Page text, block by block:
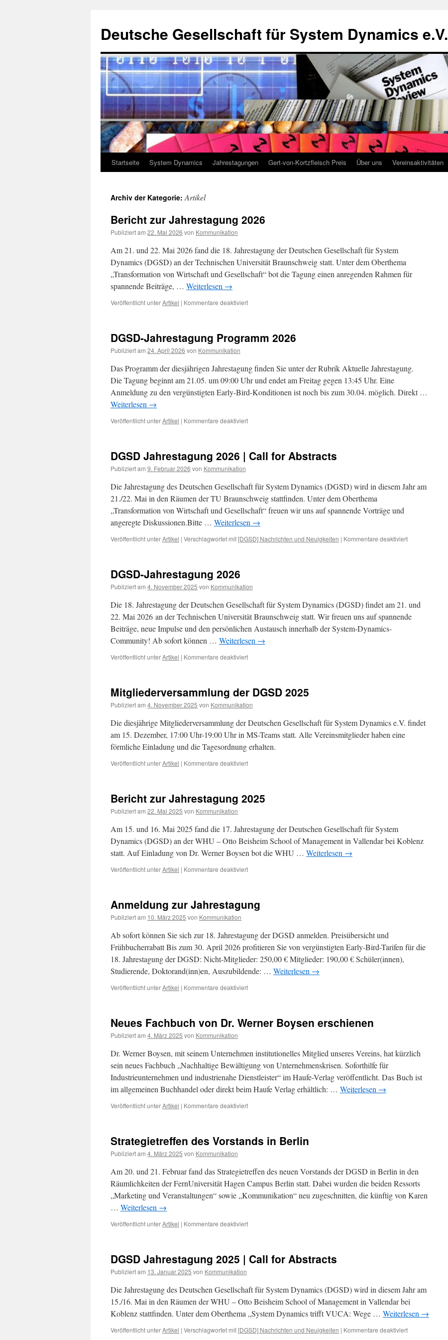
Deutsche Gesellschaft für System Dynamics e.V.
Zum
springen
Startseite System Dynamics Jahrestagungen Gert-von-Kortzfleisch Preis Über uns Vereinsaktivitäten
Archiv der Kategorie:Artikel
Bericht zur Jahrestagung 2026
Publiziert am 22. Mai 2026 von Kommunikation
Am 21. und 22. Mai 2026 fand die 18. Jahrestagung der Deutschen Gesellschaft für System
Dynamics (DGSD) an der Technischen Universität Braunschweig statt. Unter dem Oberthema
„Transformation von Wirtschaft und Gesellschaft“ bot die Tagung einen anregenden Rahmen für
spannende Beiträge, … Weiterlesen →
Veröffentlicht unterArtikel | Kommentare deaktiviertfür
2026
DGSD-Jahrestagung Programm 2026
Publiziert am 24. April 2026 von Kommunikation
Das Programm der diesjährigen Jahrestagung finden Sie unter der Rubrik Aktuelle Jahrestagung.
Die Tagung beginnt am 21.05. um 09:00 Uhr und endet am Freitag gegen 13:45 Uhr. Eine
Anmeldung zu den vergünstigten Early-Bird-Konditionen ist noch bis zum 30.04. möglich. Direkt …
Weiterlesen →
Veröffentlicht unterArtikel | Kommentare deaktiviertfür
2026
DGSD Jahrestagung 2026 | Call for Abstracts
Publiziert am 9. Februar 2026 von Kommunikation
Die Jahrestagung des Deutschen Gesellschaft für System Dynamics (DGSD) wird in diesem Jahr am
21./22. Mai in den Räumen der TU Braunschweig stattfinden. Unter dem Oberthema
„Transformation von Wirtschaft und Gesellschaft“ freuen wir uns auf spannende Vorträge und
angeregte Diskussionen.Bitte … Weiterlesen →
Veröffentlicht unterArtikel | Verschlagwortet mit[DGSD] Nachrichten und Neuigkeiten | Kommentare deaktiviertfür
Abstracts
DGSD-Jahrestagung 2026
Publiziert am 4. November 2025 von Kommunikation
Die 18. Jahrestagung der Deutschen Gesellschaft für System Dynamics (DGSD) findet am 21. und
22. Mai 2026 an der Technischen Universität Braunschweig statt. Wir freuen uns auf spannende
Beiträge, neue Impulse und den persönlichen Austausch innerhalb der System-Dynamics-
Community! Ab sofort können … Weiterlesen →
Veröffentlicht unterArtikel | Kommentare deaktiviertfür
Mitgliederversammlung der DGSD 2025
Publiziert am 4. November 2025 von Kommunikation
Die diesjährige Mitgliederversammlung der Deutschen Gesellschaft für System Dynamics e.V. findet
am 15. Dezember, 17:00 Uhr-19:00 Uhr in MS-Teams statt. Alle Vereinsmitglieder haben eine
förmliche Einladung und die Tagesordnung erhalten.
Veröffentlicht unterArtikel | Kommentare deaktiviertfür
2025
Bericht zur Jahrestagung 2025
Publiziert am 22. Mai 2025 von Kommunikation
Am 15. und 16. Mai 2025 fand die 17. Jahrestagung der Deutschen Gesellschaft für System
Dynamics (DGSD) an der WHU – Otto Beisheim School of Management in Vallendar bei Koblenz
statt. Auf Einladung von Dr. Werner Boysen bot die WHU … Weiterlesen →
Veröffentlicht unterArtikel | Kommentare deaktiviertfür
2025
Anmeldung zur Jahrestagung
Publiziert am 10. März 2025 von Kommunikation
Ab sofort können Sie sich zur 18. Jahrestagung der DGSD anmelden. Preisübersicht und
Frühbucherrabatt Bis zum 30. April 2026 profitieren Sie von vergünstigten Early-Bird-Tarifen für die
18. Jahrestagung der DGSD: Nicht-Mitglieder: 250,00 € Mitglieder: 190,00 € Schüler(innen),
Studierende, Doktorand(inn)en, Auszubildende: … Weiterlesen →
Veröffentlicht unterArtikel | Kommentare deaktiviertfür
Neues Fachbuch von Dr. Werner Boysen erschienen
Publiziert am 4. März 2025 von Kommunikation
Dr. Werner Boysen, mit seinem Unternehmen institutionelles Mitglied unseres Vereins, hat kürzlich
sein neues Fachbuch „Nachhaltige Bewältigung von Unternehmenskrisen. Soforthilfe für
Industrieunternehmen und industrienahe Dienstleister“ im Haufe-Verlag veröffentlicht. Das Buch ist
im allgemeinen Buchhandel oder direkt beim Haufe Verlag erhältlich: … Weiterlesen →
Veröffentlicht unterArtikel | Kommentare deaktiviertfür
Dr.
erschienen
Strategietreffen des Vorstands in Berlin
Publiziert am 4. März 2025 von Kommunikation
Am 20. und 21. Februar fand das Strategietreffen des neuen Vorstands der DGSD in Berlin in den
Räumlichkeiten der FernUniversität Hagen Campus Berlin statt. Dabei wurden die beiden Ressorts
„Marketing und Veranstaltungen“ sowie „Kommunikation“ neu zugeschnitten, die künftig von Karen
… Weiterlesen →
Veröffentlicht unterArtikel | Kommentare deaktiviertfür
in
DGSD Jahrestagung 2025 | Call for Abstracts
Publiziert am 13. Januar 2025 von Kommunikation
Die Jahrestagung des Deutschen Gesellschaft für System Dynamics (DGSD) wird in diesem Jahr am
15./16. Mai in den Räumen der WHU – Otto Beisheim School of Management in Vallendar bei
Koblenz stattfinden. Unter dem Oberthema „System Dynamics trifft VUCA: Wege … Weiterlesen →
Veröffentlicht unterArtikel | Verschlagwortet mit[DGSD] Nachrichten und Neuigkeiten | Kommentare deaktiviertfür